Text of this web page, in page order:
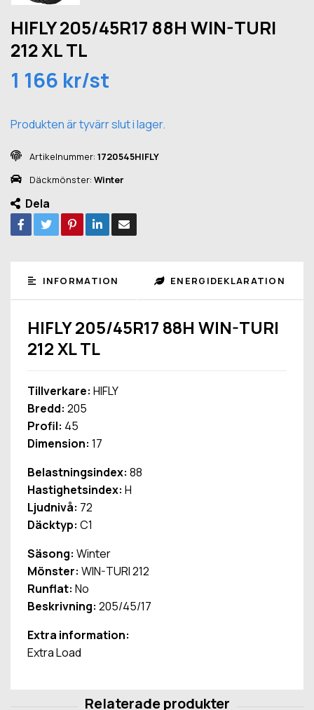
HIFLY 205/45R17 88H WIN-TURI
212 XL TL
1 166 kr/st
Produkten är tyvärr slut i lager.
Artikelnummer: 1720545HIFLY
Däckmönster: Winter
Dela
INFORMATION ENERGIDEKLARATION
HIFLY 205/45R17 88H WIN-TURI
212 XL TL
Tillverkare: HIFLY
Bredd: 205
Profil: 45
Dimension: 17
Belastningsindex: 88
Hastighetsindex: H
Ljudnivå: 72
Däcktyp: C1
Säsong: Winter
Mönster: WIN-TURI 212
Runflat: No
Beskrivning: 205/45/17
Extra information:
Extra Load